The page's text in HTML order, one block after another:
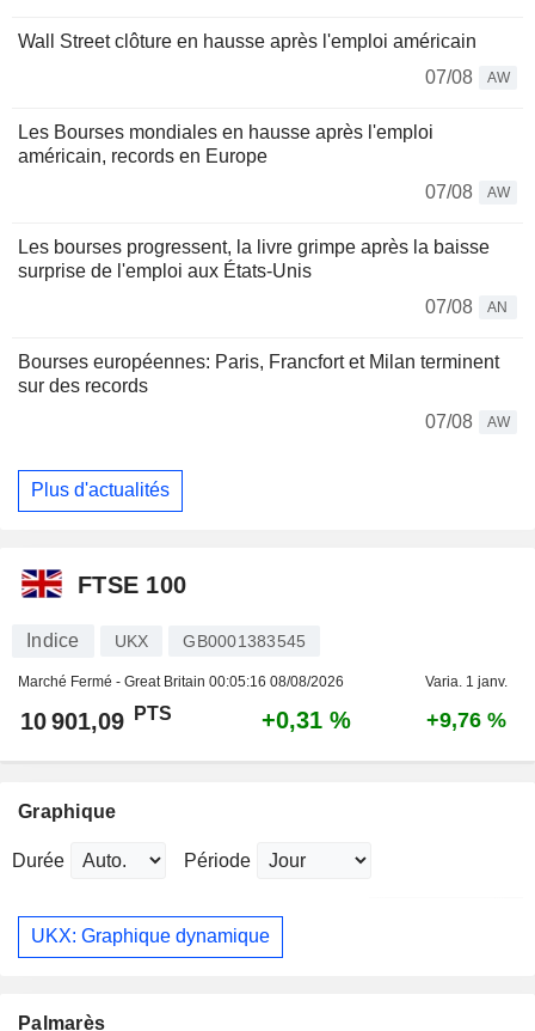
Wall Street clôture en hausse après l'emploi américain
07/08
AW
Les Bourses mondiales en hausse après l'emploi
américain, records en Europe
07/08
AW
Les bourses progressent, la livre grimpe après la baisse
surprise de l'emploi aux États-Unis
07/08
AN
Bourses européennes: Paris, Francfort et Milan terminent
sur des records
07/08
AW
Plus d'actualités
FTSE 100
Indice UKX GB0001383545
Marché Fermé - Great Britain 00:05:16 08/08/2026 Varia. 1 janv.
10 901,09 PTS +0,31 % +9,76 %
Graphique
Durée Période
UKX: Graphique dynamique
Palmarès